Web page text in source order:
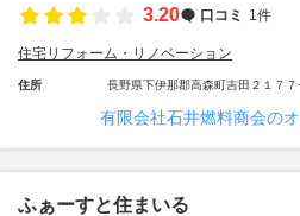
3.20
口コミ 1件
住宅リフォーム・リノベーション
住所 長野県下伊那郡高森町吉田２１７７
有限会社石井燃料商会の
ふぁーすと住まいる